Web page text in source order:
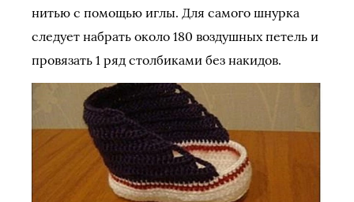
нитью с помощью иглы. Для самого шнурка
следует набрать около 180 воздушных петель и
провязать 1 ряд столбиками без накидов.